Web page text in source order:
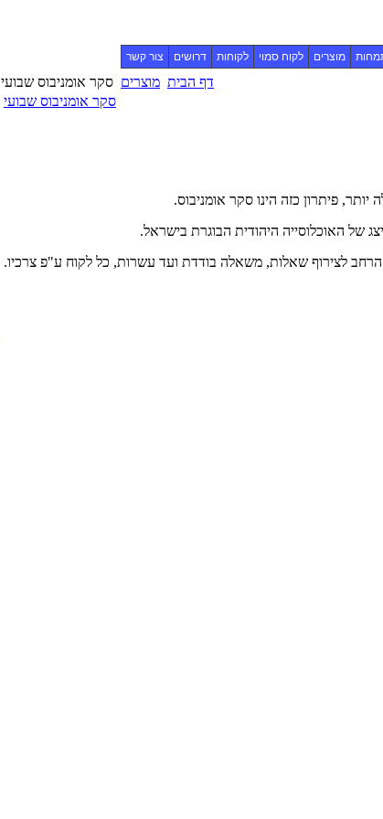
צור קשר דרושים לקוחות לקוח סמוי מוצרים
דף הבית מוצרים סקר אומניבוס שבועי
סקר אומניבוס שבועי
יותר, פיתרון כזה הינו סקר אומניבוס.
לצירוף שאלות, משאלה בודדת ועד עשרות, כל לקוח ע"פ צרכיו.